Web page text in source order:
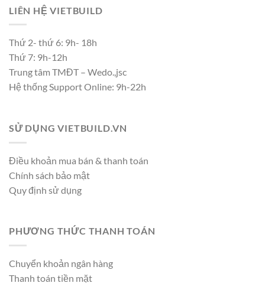
LIÊN HỆ VIETBUILD
Thứ 2- thứ 6: 9h- 18h
Thứ 7: 9h-12h
Trung tâm TMĐT – Wedo.,jsc
Hệ thống Support Online: 9h-22h
SỬ DỤNG VIETBUILD.VN
Điều khoản mua bán & thanh toán
Chính sách bảo mật
Quy định sử dụng
PHƯƠNG THỨC THANH TOÁN
Chuyển khoản ngân hàng
Thanh toán tiền mặt